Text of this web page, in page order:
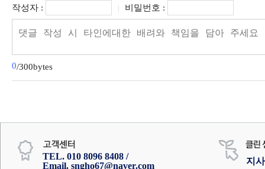
작성자 : 비밀번호 :
0/300bytes
TEL. 010 8096 8408 /
Email. sngho67@naver.com
지